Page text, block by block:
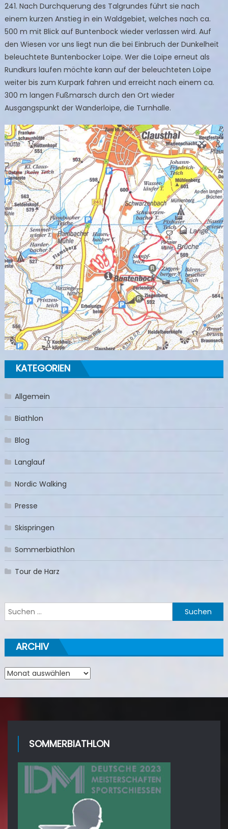
241. Nach Durchquerung des Talgrundes führt sie nach
einem kurzen Anstieg in ein Waldgebiet, welches nach ca.
500 m mit Blick auf Buntenbock wieder verlassen wird. Auf
den Wiesen vor uns liegt nun die bei Einbruch der Dunkelheit
beleuchtete Buntenbocker Loipe. Wer die Loipe erneut als
Rundkurs laufen möchte kann auf der beleuchteten Loipe
weiter bis zum Kurpark fahren und erreicht nach einem ca.
300 m langen Fußmarsch durch den Ort wieder
Ausgangspunkt der Wanderloipe, die Turnhalle.
KATEGORIEN
Allgemein
Biathlon
Blog
Langlauf
Nordic Walking
Presse
Skispringen
Sommerbiathlon
Tour de Harz
Suchen
nach:
ARCHIV
Archiv
SOMMERBIATHLON